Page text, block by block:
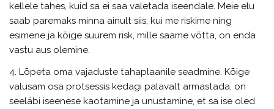
kellele tahes, kuid sa ei saa valetada iseendale. Meie elu
saab paremaks minna ainult siis, kui me riskime ning
esimene ja kõige suurem risk, mille saame võtta, on enda
vastu aus olemine.
4. Lõpeta oma vajaduste tahaplaanile seadmine. Kõige
valusam osa protsessis kedagi palavalt armastada, on
seeläbi iseenese kaotamine ja unustamine, et sa ise oled